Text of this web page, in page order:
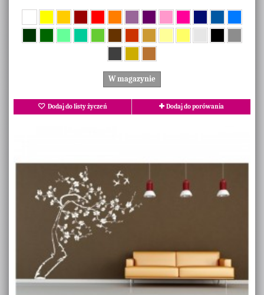
W magazynie
Dodaj do listy życzeń Dodaj do porówania